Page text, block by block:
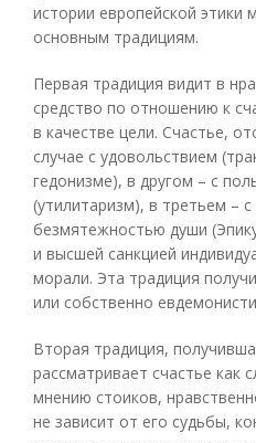
истории европейской этики
основным традициям.
Первая традиция видит в
средство по отношению к
в качестве цели. Счастье,
случае с удовольствием
гедонизме), в другом – с
(утилитаризм), в третьем –
безмятежностью души
и высшей санкцией
морали. Эта традиция
или собственно
Вторая традиция,
рассматривает счастье как
мнению стоиков,
не зависит от его судьбы,